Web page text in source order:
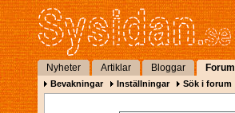
Nyheter Artiklar Bloggar Forum
Bevakningar Inställningar Sök i forum